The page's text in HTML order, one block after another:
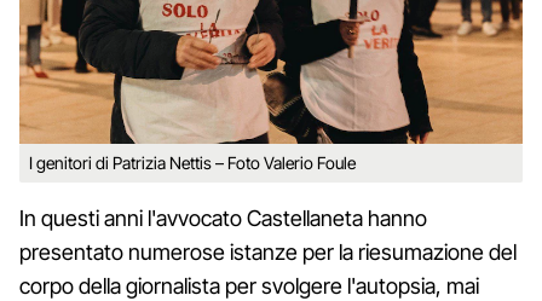
I genitori di Patrizia Nettis – Foto Valerio Foule
In questi anni l'avvocato Castellaneta hanno
presentato numerose istanze per la riesumazione del
corpo della giornalista per svolgere l'autopsia, mai